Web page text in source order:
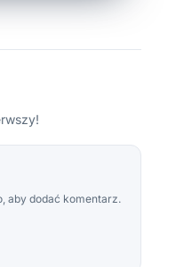
aby dodać komentarz.